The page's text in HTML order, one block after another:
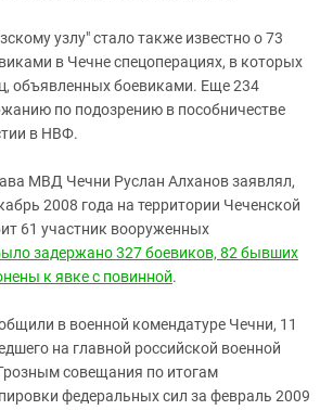
узлу" стало также известно о 73
в Чечне спецоперациях, в которых
объявленных боевиками. Еще 234
по подозрению в пособничестве
в НВФ.
МВД Чечни Руслан Алханов заявлял,
2008 года на территории Чеченской
61 участник вооруженных
задержано 327 боевиков, 82 бывших
к явке с повинной.
в военной комендатуре Чечни, 11
на главной российской военной
совещания по итогам
федеральных сил за февраль 2009